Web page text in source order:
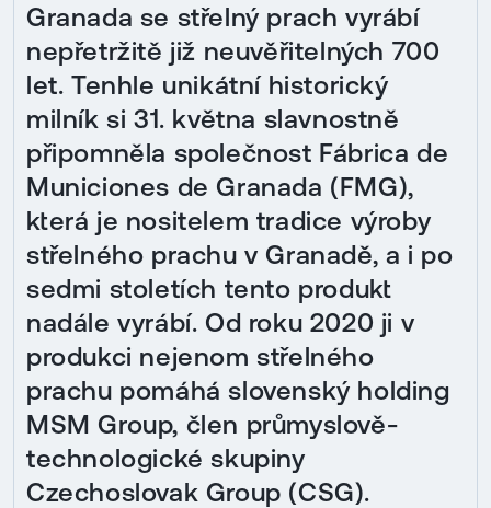
Granada se střelný prach vyrábí
nepřetržitě již neuvěřitelných 700
let. Tenhle unikátní historický
milník si 31. května slavnostně
připomněla společnost Fábrica de
Municiones de Granada (FMG),
která je nositelem tradice výroby
střelného prachu v Granadě, a i po
sedmi stoletích tento produkt
nadále vyrábí. Od roku 2020 ji v
produkci nejenom střelného
prachu pomáhá slovenský holding
MSM Group, člen průmyslově-
technologické skupiny
Czechoslovak Group (CSG).